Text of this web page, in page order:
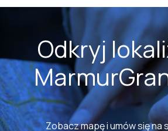
Odkryj
Zobacz mapę i umów się